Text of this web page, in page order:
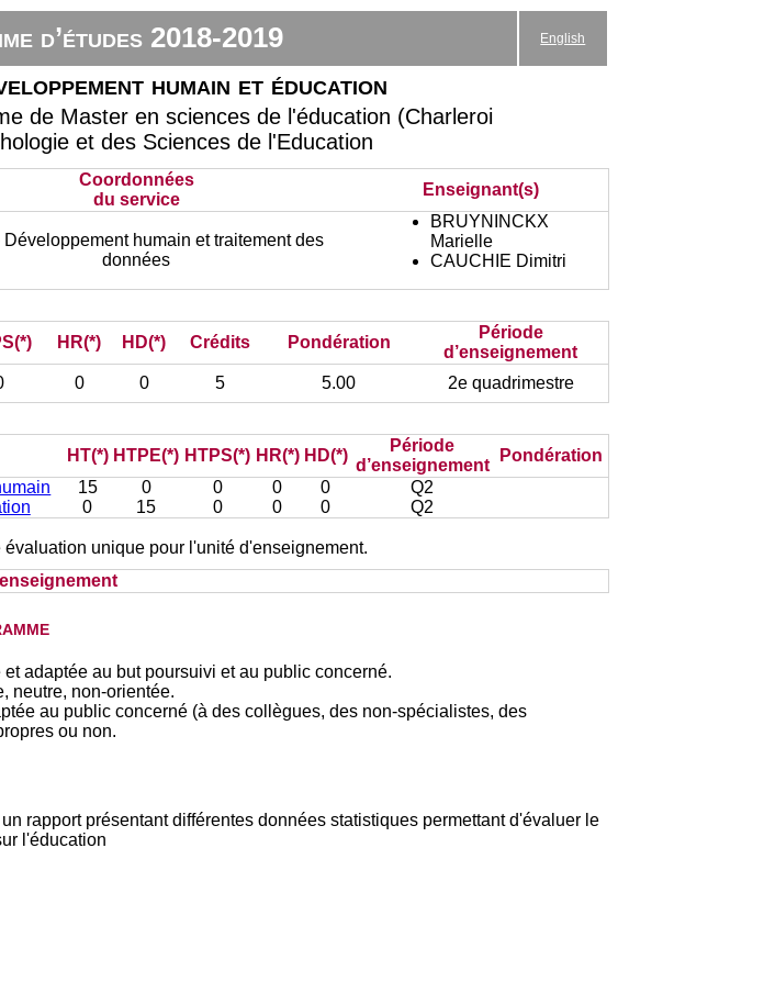
d’études 2018-2019 English
humain et éducation
de Master en sciences de l'éducation (Charleroi
et des Sciences de l'Education
Coordonnées
du service
Enseignant(s)
Développement humain et traitement des
données
BRUYNINCKX
Marielle
CAUCHIE Dimitri
HR(*) HD(*) Crédits Pondération
Période
d’enseignement
0 0 5 5.00 2e quadrimestre
HT(*) HTPE(*) HTPS(*) HR(*) HD(*)
Période
d’enseignement
Pondération
15 0 0 0 0
Q2
0 15 0 0 0 Q2
unique pour l'unité d'enseignement.
adaptée au but poursuivi et au public concerné.
neutre, non-orientée.
au public concerné (à des collègues, des non-spécialistes, des
ou non.
rapport présentant différentes données statistiques permettant d'évaluer le
l'éducation